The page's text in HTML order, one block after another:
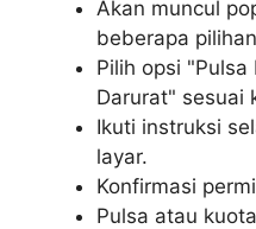
Akan muncul
beberapa
Pilih opsi
Darurat" sesuai
Ikuti instruksi
layar.
Konfirmasi
Pulsa atau